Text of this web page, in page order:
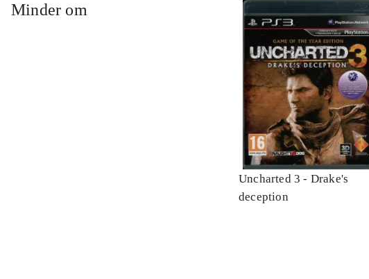
Minder om
Uncharted 3 - Drake's
deception